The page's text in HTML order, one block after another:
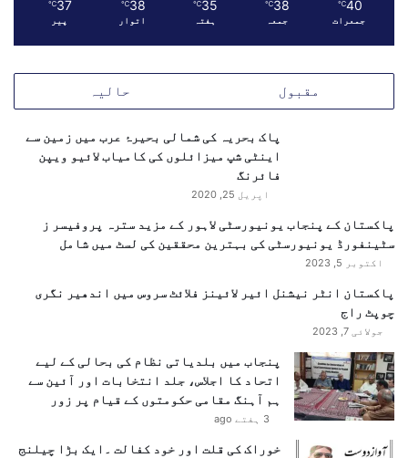
ن
ا
ر
ڑ
40
℃
جمعرات
38
℃
جمعہ
35
℃
ہفتہ
38
℃
اتوار
37
℃
پیر
مقبول حالیہ
پاک بحریہ کی شمالی بحیرۂ عرب میں زمین سے
اینٹی شپ میزائلوں کی کامیاب لائیو ویپن
فائرنگ
اپریل 25, 2020
پاکستان کے پنجاب یونیورسٹی لاہور کے مزید سترہ پروفیسر ز
سٹینفورڈ یونیورسٹی کی بہترین محققین کی لسٹ میں شامل
اکتوبر 5, 2023
پاکستان انٹر نیشنل ائیر لائینز فلائٹ سروس میں اندھیر نگری
چوپٹ راج
جولائی 7, 2023
پنجاب میں بلدیاتی نظام کی بحالی کے لیے
اتحاد کا اجلاس، جلد انتخابات اور آئین سے
ہم آہنگ مقامی حکومتوں کے قیام پر زور
3 ہفتے ago
خوراک کی قلت اور خود کفالت ۔ایک بڑا چیلنج